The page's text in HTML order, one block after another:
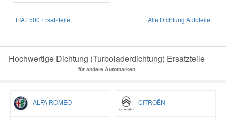
FIAT 500 Ersatzteile Alle Dichtung Autoteile
Hochwertige Dichtung (Turboladerdichtung) Ersatzteile
für andere Automarken
ALFA ROMEO CITROËN